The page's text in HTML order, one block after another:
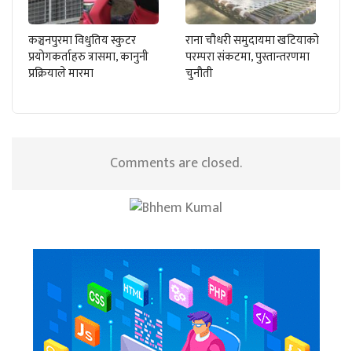
कञ्चनपुरमा विधुतिय स्कुटर
प्रयोगकर्ताहरु त्रासमा, कानुनी
प्रक्रियाले मारमा
राना चौधरी समुदायमा खटियाको
परम्परा संकटमा, पुस्तान्तरणमा
चुनौती
Comments are closed.